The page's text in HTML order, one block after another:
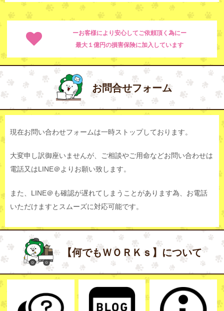
ーお客様により安心してご依頼頂く為にー
最大１億円の損害保険に加入しています
お問合せフォーム
現在お問い合わせフォームは一時ストップしております。
大変申し訳御座いませんが、ご相談やご用命などお問い合わせは
電話又はLINE＠よりお願い致します。
また、LINE＠も確認が遅れてしまうことがあります為、お電話
いただけますとスムーズに対応可能です。
【何でもＷＯＲＫｓ】について